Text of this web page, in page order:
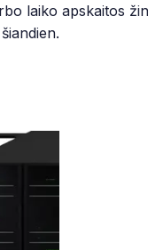
laiko apskaitos